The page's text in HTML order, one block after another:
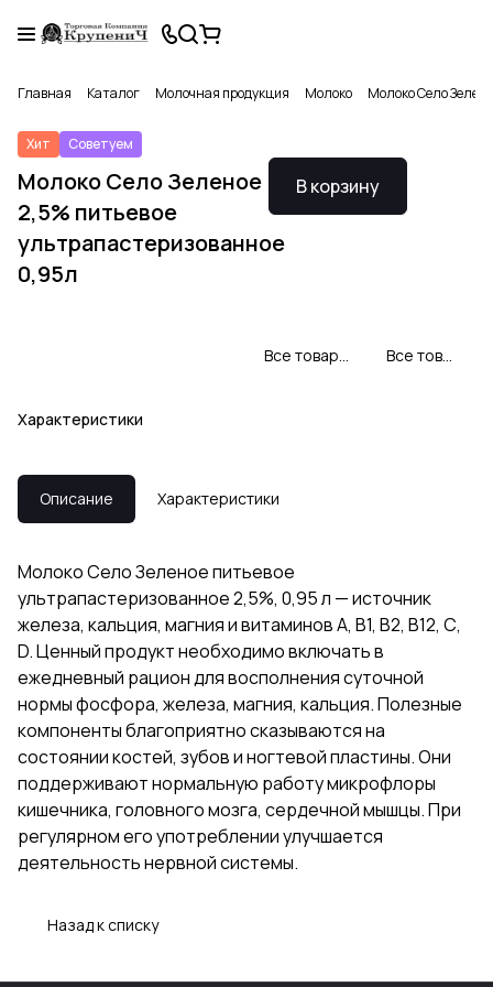
Главная Каталог Молочная продукция Молоко Молоко Село
Хит Советуем
Молоко Село Зеленое
2,5% питьевое
ультрапастеризованное
0,95л
Характеристики
В корзину
Все товары Село Зеленое Все товары категории
Описание Характеристики
Молоко Село Зеленое питьевое
ультрапастеризованное 2,5%, 0,95 л — источник
железа, кальция, магния и витаминов А, B1, B2, B12, С,
D. Ценный продукт необходимо включать в
ежедневный рацион для восполнения суточной
нормы фосфора, железа, магния, кальция. Полезные
компоненты благоприятно сказываются на
состоянии костей, зубов и ногтевой пластины. Они
поддерживают нормальную работу микрофлоры
кишечника, головного мозга, сердечной мышцы. При
регулярном его употреблении улучшается
деятельность нервной системы.
Назад к списку